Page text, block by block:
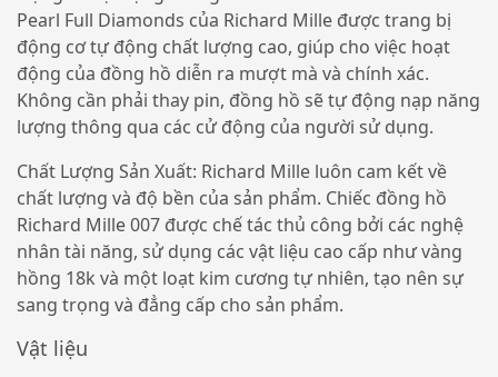
Pearl Full Diamonds của Richard Mille được trang bị
động cơ tự động chất lượng cao, giúp cho việc hoạt
động của đồng hồ diễn ra mượt mà và chính xác.
Không cần phải thay pin, đồng hồ sẽ tự động nạp năng
lượng thông qua các cử động của người sử dụng.
Chất Lượng Sản Xuất: Richard Mille luôn cam kết về
chất lượng và độ bền của sản phẩm. Chiếc đồng hồ
Richard Mille 007 được chế tác thủ công bởi các nghệ
nhân tài năng, sử dụng các vật liệu cao cấp như vàng
hồng 18k và một loạt kim cương tự nhiên, tạo nên sự
sang trọng và đẳng cấp cho sản phẩm.
Vật liệu